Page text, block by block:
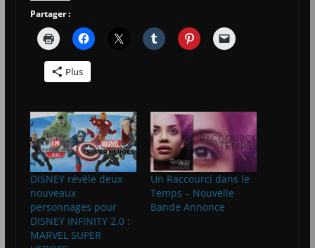
Partager :
Plus
DISNEY révèle deux
nouveaux
personnages pour
DISNEY INFINITY 2.0 :
MARVEL SUPER
Un Raccourci dans le
Temps – Nouvelle
Bande Annonce